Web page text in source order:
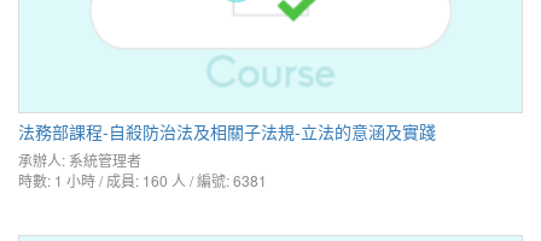
法務部課程-自殺防治法及相關子法規-立法的意涵及實踐
承辦人: 系統管理者
時數: 1 小時 / 成員: 160 人 / 編號: 6381